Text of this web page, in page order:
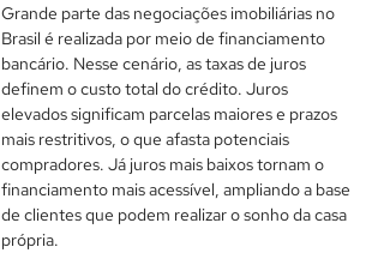
Grande parte das negociações imobiliárias no
Brasil é realizada por meio de financiamento
bancário. Nesse cenário, as taxas de juros
definem o custo total do crédito. Juros
elevados significam parcelas maiores e prazos
mais restritivos, o que afasta potenciais
compradores. Já juros mais baixos tornam o
financiamento mais acessível, ampliando a base
de clientes que podem realizar o sonho da casa
própria.